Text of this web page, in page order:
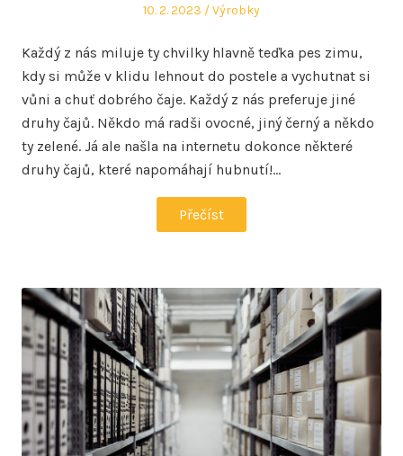
Posted
10. 2. 2023
Posted
Výrobky
Každý z nás miluje ty chvilky hlavně teďka pes zimu,
kdy si může v klidu lehnout do postele a vychutnat si
vůni a chuť dobrého čaje. Každý z nás preferuje jiné
druhy čajů. Někdo má radši ovocné, jiný černý a někdo
ty zelené. Já ale našla na internetu dokonce některé
druhy čajů, které napomáhají hubnutí!…
Přečíst